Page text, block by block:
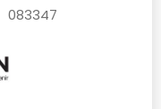
083347